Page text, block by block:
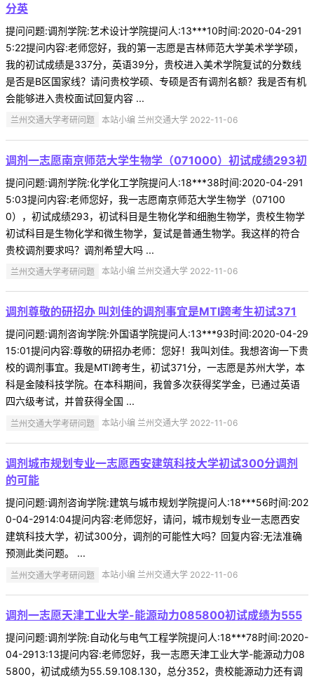
分英
提问问题:调剂学院:艺术设计学院提问人:13***10时间:2020-04-291
5:22提问内容:老师您好，我的第一志愿是吉林师范大学美术学学硕，
我的初试成绩是337分，英语39分，贵校进入美术学院复试的分数线
是否是B区国家线？请问贵校学硕、专硕是否有调剂名额？我是否有机
会能够进入贵校面试回复内容 ...
兰州交通大学考研问题 本站小编 兰州交通大学 2022-11-06
调剂一志愿南京师范大学生物学（071000）初试成绩293初
提问问题:调剂学院:化学化工学院提问人:18***38时间:2020-04-291
5:03提问内容:老师您好，我一志愿南京师范大学生物学（07100
0），初试成绩293，初试科目是生物化学和细胞生物学，贵校生物学
初试科目是生物化学和微生物学，复试是普通生物学。我这样的符合
贵校调剂要求吗？调剂希望大吗 ...
兰州交通大学考研问题 本站小编 兰州交通大学 2022-11-06
调剂尊敬的研招办 叫刘佳的调剂事宜是MTI跨考生初试371
提问问题:调剂咨询学院:外国语学院提问人:13***93时间:2020-04-29
15:01提问内容:尊敬的研招办老师：您好！我叫刘佳。我想咨询一下贵
校的调剂事宜。我是MTI跨考生，初试371分，一志愿是苏州大学，本
科是金陵科技学院。在本科期间，我曾多次获得奖学金，已通过英语
四六级考试，并曾获得全国 ...
兰州交通大学考研问题 本站小编 兰州交通大学 2022-11-06
调剂城市规划专业一志愿西安建筑科技大学初试300分调剂
的可能
提问问题:调剂咨询学院:建筑与城市规划学院提问人:18***56时间:202
0-04-2914:04提问内容:老师您好，请问，城市规划专业一志愿西安
建筑科技大学，初试300分，调剂的可能性大吗？回复内容:无法准确
预测此类问题。 ...
兰州交通大学考研问题 本站小编 兰州交通大学 2022-11-06
调剂一志愿天津工业大学-能源动力085800初试成绩为555
提问问题:调剂学院:自动化与电气工程学院提问人:18***78时间:2020-
04-2913:13提问内容:老师您好，我一志愿天津工业大学-能源动力08
5800，初试成绩为55.59.108.130，总分352，贵校能源动力还有调